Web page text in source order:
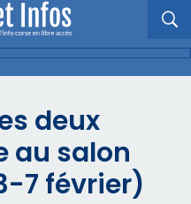
deux
au salon
7 février)